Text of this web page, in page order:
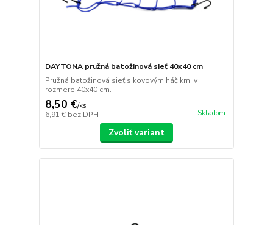
DAYTONA pružná batožinová sieť 40x40 cm
Pružná batožinová sieť s kovovýmiháčikmi v
rozmere 40x40 cm.
8,50 €/ks
6,91 € bez DPH Skladom
Zvoliť variant